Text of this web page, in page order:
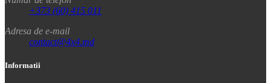
+373 (60) 415 011
Adresa de e-mail
contact@4x4.md
Informatii